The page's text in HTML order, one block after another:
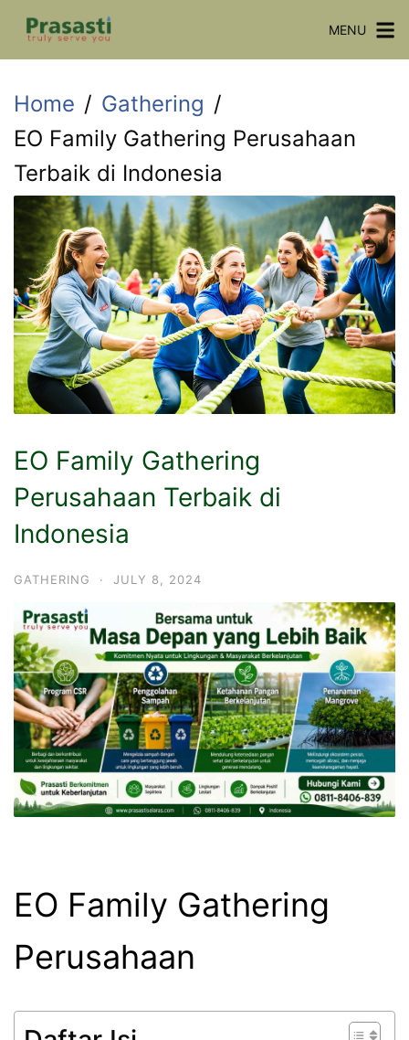
Skip
MENU
Home
Gathering
EO Family Gathering Perusahaan
Terbaik di Indonesia
EO Family Gathering
Perusahaan Terbaik di
Indonesia
GATHERING · JULY 8, 2024
EO Family Gathering
Perusahaan